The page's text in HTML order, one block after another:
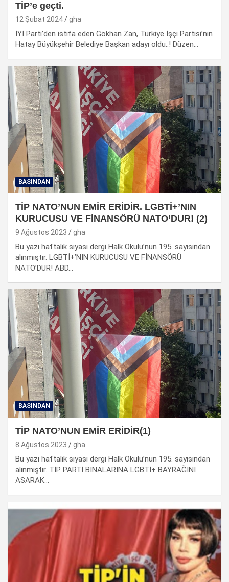
TİP’e geçti.
12 Şubat 2024 gha
İYİ Parti’den istifa eden Gökhan Zan, Türkiye İşçi Partisi’nin
Hatay Büyükşehir Belediye Başkan adayı oldu..! Düzen…
BASINDAN
TİP NATO’NUN EMİR ERİDİR. LGBTİ+’NIN
KURUCUSU VE FİNANSÖRÜ NATO’DUR! (2)
9 Ağustos 2023 gha
Bu yazı haftalık siyasi dergi Halk Okulu’nun 195. sayısından
alınmıştır. LGBTİ+’NIN KURUCUSU VE FİNANSÖRÜ
NATO’DUR! ABD…
BASINDAN
TİP NATO’NUN EMİR ERİDİR(1)
8 Ağustos 2023 gha
Bu yazı haftalık siyasi dergi Halk Okulu’nun 195. sayısından
alınmıştır. TİP PARTİ BİNALARINA LGBTİ+ BAYRAĞINI
ASARAK…